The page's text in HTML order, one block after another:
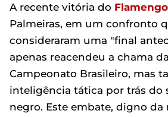
A recente vitória do Flamengo
Palmeiras, em um confronto
consideraram uma "final
apenas reacendeu a chama
Campeonato Brasileiro, mas
inteligência tática por trás do
negro. Este embate, digno